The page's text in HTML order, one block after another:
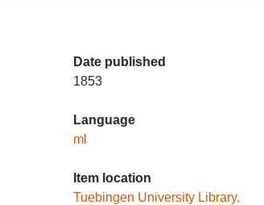
Date published
1853
Language
ml
Item location
Tuebingen University Library,